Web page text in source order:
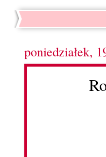
poniedziałek,